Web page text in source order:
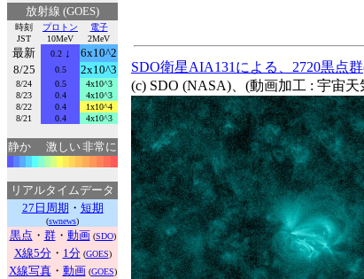
放射線 (GOES)
時刻
JST
プロトン
10MeV
電子
2MeV
最新 0.2↓
6x10^2
8/25
0.5 2x10^3
8/24 0.5
4x10^3
8/23
0.4
4x10^3
8/22
0.4
1x10^4
8/21
0.4 4x10^3
静か 激しい非常に
リアルタイムデータ
27日周期 ・ 短期
(swnews)
黒点 ・ 群・ 動画 (SDO)
X線5分・ 1分(GOES)
X線写真・ 動画 (GOES)
SDO衛星AIA131による、2720黒点
(c) SDO (NASA)、(動画加工 : 宇宙